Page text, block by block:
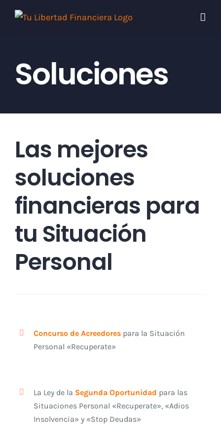
Soluciones
Las mejores
soluciones
financieras para
tu Situación
Personal
Concurso de Acreedores para la Situación
Personal «Recuperate»
La Ley de la Segunda Oportunidad para las
Situaciones Personal «Recuperate», «Adios
Insolvencia» y «Stop Deudas»